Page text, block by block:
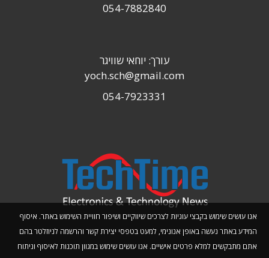
אנו עושים שימוש בקבצי עוגיות לצרכים שיווקיים ושיפור חוויית השימוש באתר. איסוף
המידע באתר נעשה באופן אנונימי, למעט בטפסי יצירת קשר והרשמה לניוזלטר בהם
אתם מתבקשים למלא פרטים אישיים. אנו עושים שימוש במגוון תוכנות לאיסוף וניתוח
054-7882840
עורך: יוחאי שוויגר
yoch.sch@gmail.com
054-7923331